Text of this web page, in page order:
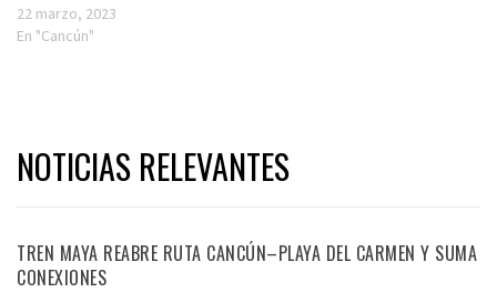
22 marzo, 2023
En "Cancún"
NOTICIAS RELEVANTES
TREN MAYA REABRE RUTA CANCÚN–PLAYA DEL CARMEN Y SUMA
CONEXIONES